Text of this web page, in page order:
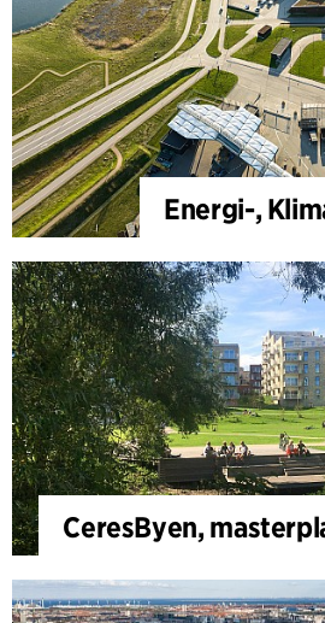
Energi-,
CeresByen,